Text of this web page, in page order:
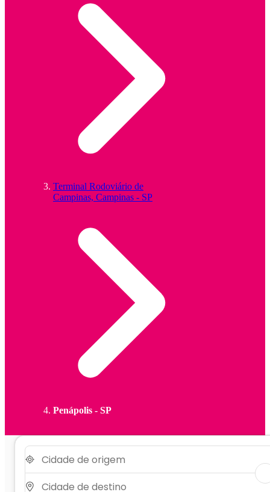
Terminal Rodoviário de
Campinas, Campinas - SP
Penápolis - SP